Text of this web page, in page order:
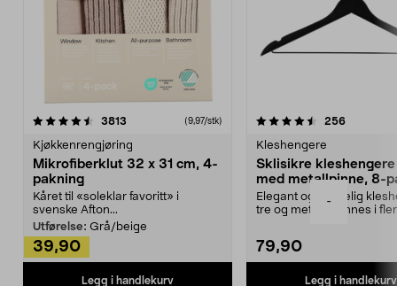
-
3813 anmeldelser(9,97/stk)
Kjøkkenrengjøring
Mikrofiberklut 32 x 31 cm, 4-
pakning
Kåret til «soleklar favoritt» i
svenske Afton...
Utførelse: Grå/beige
39,90
Legg i handlekurv
4.5av 5 stjerner 256
Kleshengere
Sklisikre
med metallpinne, 8-
Elegant og skikkelig
tre og metall – finnes i
79,90
Legg i handlekurv
4.5av 5 stjerner